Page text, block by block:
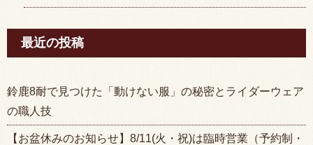
最近の投稿
鈴鹿8耐で見つけた「動けない服」の秘密とライダーウェア
の職人技
【お盆休みのお知らせ】8/11(火・祝)は臨時営業（予約制・